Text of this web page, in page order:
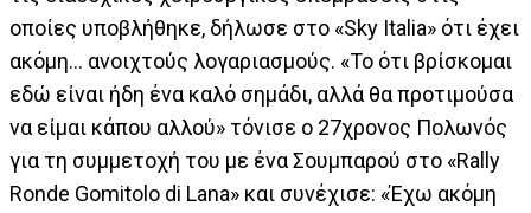
οποίες υποβλήθηκε, δήλωσε στο «Sky Italia» ότι έχει
ακόμη... ανοιχτούς λογαριασμούς. «Το ότι βρίσκομαι
εδώ είναι ήδη ένα καλό σημάδι, αλλά θα προτιμούσα
να είμαι κάπου αλλού» τόνισε ο 27χρονος Πολωνός
για τη συμμετοχή του με ένα Σουμπαρού στο «Rally
Ronde Gomitolo di Lana» και συνέχισε: «Έχω ακόμη